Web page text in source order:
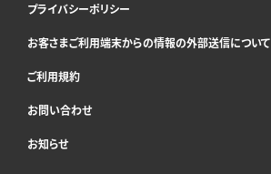
プライバシーポリシー
お客さまご利用端末からの情報の外部送信について
ご利用規約
お問い合わせ
お知らせ